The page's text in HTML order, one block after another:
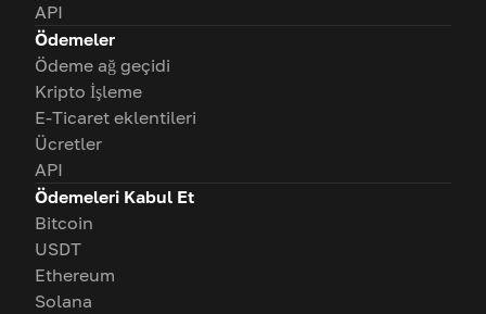
API
Ödemeler
Ödeme ağ geçidi
Kripto İşleme
E-Ticaret eklentileri
Ücretler
API
Ödemeleri Kabul Et
Bitcoin
USDT
Ethereum
Solana